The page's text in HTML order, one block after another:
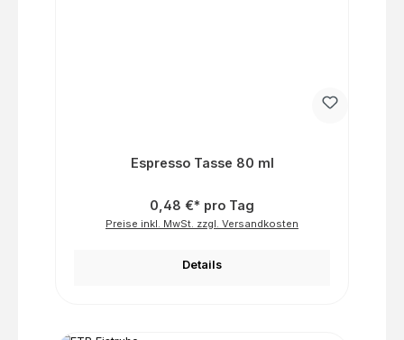
Espresso Tasse 80 ml
0,48 €* pro Tag
Preise inkl. MwSt. zzgl. Versandkosten
Details